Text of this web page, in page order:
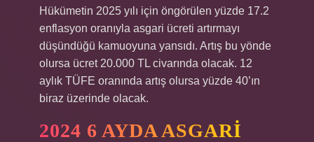
Hükümetin 2025 yılı için öngörülen yüzde 17.2
enflasyon oranıyla asgari ücreti artırmayı
düşündüğü kamuoyuna yansıdı. Artış bu yönde
olursa ücret 20.000 TL civarında olacak. 12
aylık TÜFE oranında artış olursa yüzde 40’ın
biraz üzerinde olacak.
2024 6 AYDA ASGARI